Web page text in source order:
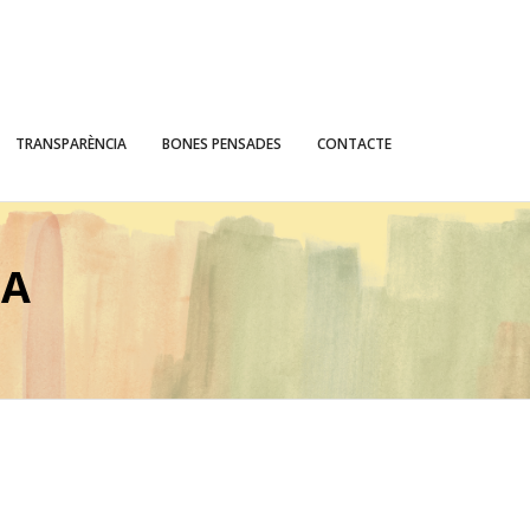
TRANSPARÈNCIA BONES PENSADES CONTACTE